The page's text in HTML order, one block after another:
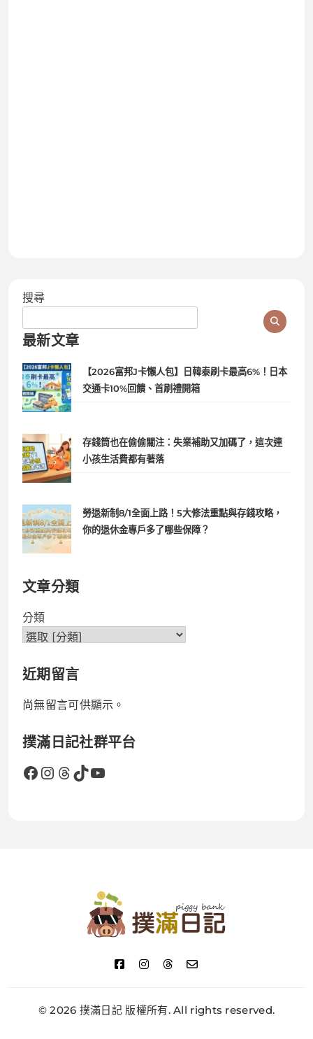
搜尋
最新文章
【2026富邦J卡懶人包】日韓泰刷卡最高6%！日本
交通卡10%回饋、首刷禮開箱
存錢筒也在偷偷關注：失業補助又加碼了，這次連
小孩生活費都有著落
勞退新制8/1全面上路！5大修法重點與存錢攻略，
你的退休金專戶多了哪些保障？
文章分類
分類
近期留言
尚無留言可供顯示。
撲滿日記社群平台
Facebook
Instagram
Threads
TikTok
YouTube
撲滿日記
© 2026 撲滿日記 版權所有. All rights reserved.